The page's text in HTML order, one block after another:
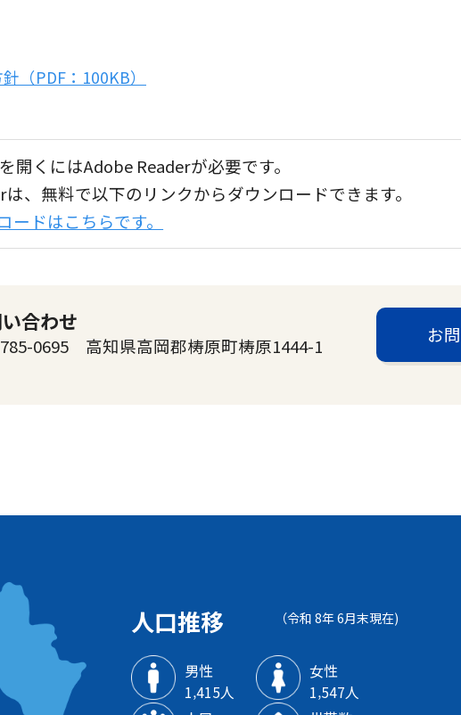
（PDF：100KB）
開くにはAdobe Readerが必要です。
は、無料で以下のリンクからダウンロードできます。
ードはこちらです。
合わせ
0695 高知県高岡郡梼原町梼原1444-1
お
人口推移 （令和 8年 6月末現在)
男性
1‚415人
女性
1‚547人